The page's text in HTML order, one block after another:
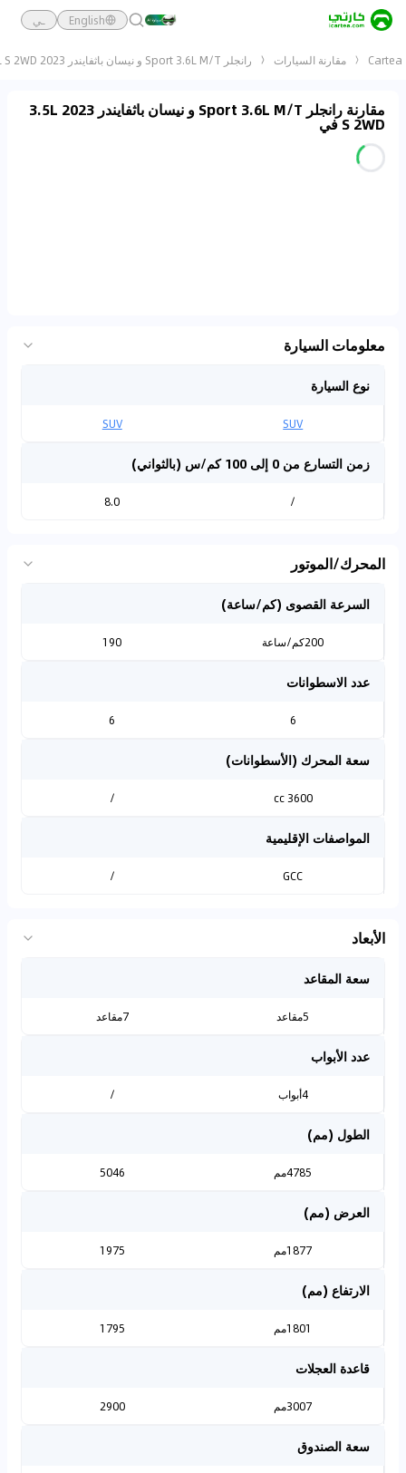
English ـي
Cartea مقارنة السيارات رانجلر Sport 3.6L M/T و نيسان باثفايندر 2023 3.5L S 2WD
مقارنة رانجلر Sport 3.6L M/T و نيسان باثفايندر 2023 3.5L
S 2WD في
معلومات السيارة
نوع السيارة
SUV
SUV
زمن التسارع من 0 إلى 100 كم/س (بالثواني)
/
8.0
المحرك/الموتور
السرعة القصوى (كم/ساعة)
200كم/ساعة 190
عدد الاسطوانات
6
6
سعة المحرك (الأسطوانات)
3600 cc
/
المواصفات الإقليمية
GCC
/
الأبعاد
سعة المقاعد
5مقاعد 7مقاعد
عدد الأبواب
4أبواب /
الطول (مم)
4785مم 5046
العرض (مم)
1877مم 1975
الارتفاع (مم)
1801مم 1795
قاعدة العجلات
3007مم 2900
سعة الصندوق